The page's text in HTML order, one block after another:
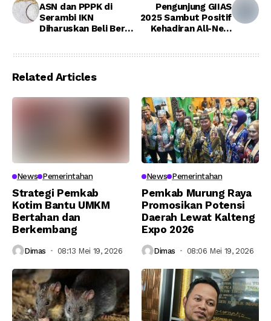
ASN dan PPPK di
Serambi IKN
Diharuskan Beli Beras
Pengunjung GIIAS
2025 Sambut Positif
Kehadiran All-New
Related Articles
News Pemerintahan
Strategi Pemkab
Kotim Bantu UMKM
Bertahan dan
Berkembang
Dimas 08:13 Mei 19, 2026
News Pemerintahan
Pemkab Murung Raya
Promosikan Potensi
Daerah Lewat Kalteng
Expo 2026
Dimas 08:06 Mei 19, 2026